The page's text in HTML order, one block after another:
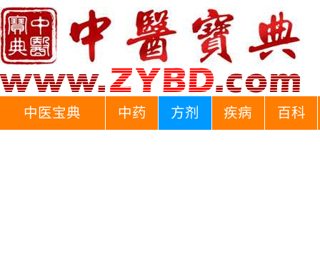
中医宝典 中药 方剂 疾病 百科